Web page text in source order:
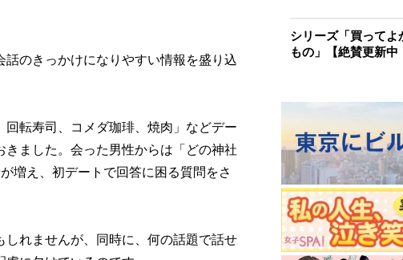
のきっかけになりやすい情報を盛り込
転寿司、コメダ珈琲、焼肉」などデー
きました。会った男性からは「どの神社
増え、初デートで回答に困る質問をさ
しれませんが、同時に、何の話題で話せ
シリーズ「買ってよ
もの」【絶賛更新中